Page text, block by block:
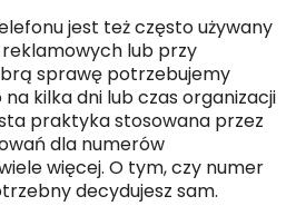
jest też często używany
lub przy
sprawę potrzebujemy
kilka dni lub czas organizacji
praktyka stosowana przez
dla numerów
więcej. O tym, czy numer
decydujesz sam.